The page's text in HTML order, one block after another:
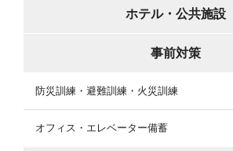
ホテル・公共施設
事前対策
防災訓練・避難訓練・火災訓練
オフィス・エレベーター備蓄